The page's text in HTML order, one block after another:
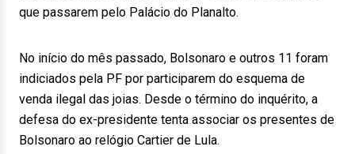
que passarem pelo Palácio do Planalto.
No início do mês passado, Bolsonaro e outros 11 foram
indiciados pela PF por participarem do esquema de
venda ilegal das joias. Desde o término do inquérito, a
defesa do ex-presidente tenta associar os presentes de
Bolsonaro ao relógio Cartier de Lula.